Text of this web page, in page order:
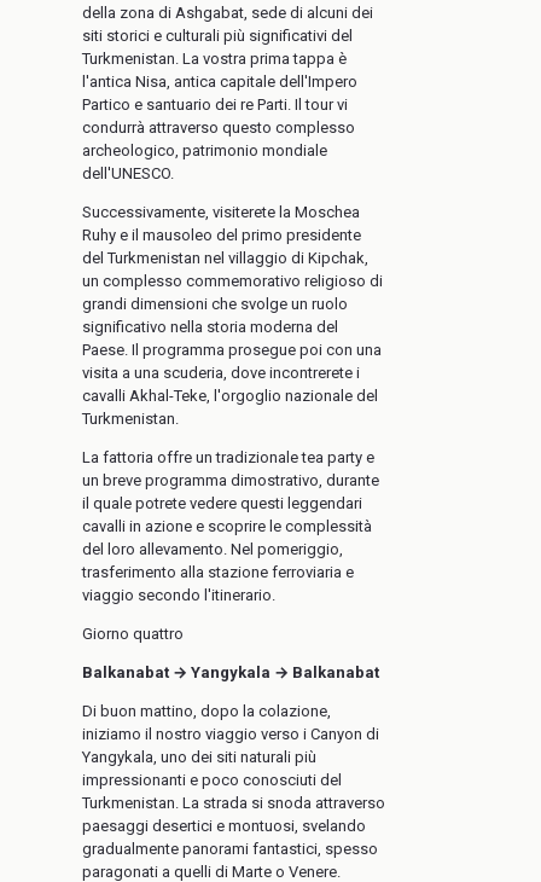
della zona di Ashgabat, sede di alcuni dei
siti storici e culturali più significativi del
Turkmenistan. La vostra prima tappa è
l'antica Nisa, antica capitale dell'Impero
Partico e santuario dei re Parti. Il tour vi
condurrà attraverso questo complesso
archeologico, patrimonio mondiale
dell'UNESCO.
Successivamente, visiterete la Moschea
Ruhy e il mausoleo del primo presidente
del Turkmenistan nel villaggio di Kipchak,
un complesso commemorativo religioso di
grandi dimensioni che svolge un ruolo
significativo nella storia moderna del
Paese. Il programma prosegue poi con una
visita a una scuderia, dove incontrerete i
cavalli Akhal-Teke, l'orgoglio nazionale del
Turkmenistan.
La fattoria offre un tradizionale tea party e
un breve programma dimostrativo, durante
il quale potrete vedere questi leggendari
cavalli in azione e scoprire le complessità
del loro allevamento. Nel pomeriggio,
trasferimento alla stazione ferroviaria e
viaggio secondo l'itinerario.
Giorno quattro
Balkanabat → Yangykala → Balkanabat
Di buon mattino, dopo la colazione,
iniziamo il nostro viaggio verso i Canyon di
Yangykala, uno dei siti naturali più
impressionanti e poco conosciuti del
Turkmenistan. La strada si snoda attraverso
paesaggi desertici e montuosi, svelando
gradualmente panorami fantastici, spesso
paragonati a quelli di Marte o Venere.